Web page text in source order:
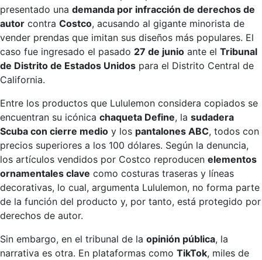
presentado una demanda por infracción de derechos de
autor contra Costco, acusando al gigante minorista de
vender prendas que imitan sus diseños más populares. El
caso fue ingresado el pasado 27 de junio ante el Tribunal
de Distrito de Estados Unidos para el Distrito Central de
California.
Entre los productos que Lululemon considera copiados se
encuentran su icónica chaqueta Define, la sudadera
Scuba con cierre medio y los pantalones ABC, todos con
precios superiores a los 100 dólares. Según la denuncia,
los artículos vendidos por Costco reproducen elementos
ornamentales clave como costuras traseras y líneas
decorativas, lo cual, argumenta Lululemon, no forma parte
de la función del producto y, por tanto, está protegido por
derechos de autor.
Sin embargo, en el tribunal de la opinión pública, la
narrativa es otra. En plataformas como TikTok, miles de